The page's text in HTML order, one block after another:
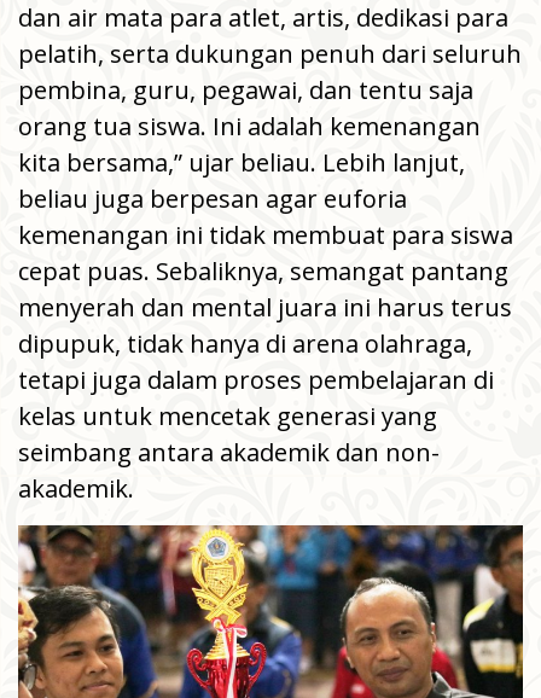
dan air mata para atlet, artis, dedikasi para
pelatih, serta dukungan penuh dari seluruh
pembina, guru, pegawai, dan tentu saja
orang tua siswa. Ini adalah kemenangan
kita bersama,” ujar beliau. Lebih lanjut,
beliau juga berpesan agar euforia
kemenangan ini tidak membuat para siswa
cepat puas. Sebaliknya, semangat pantang
menyerah dan mental juara ini harus terus
dipupuk, tidak hanya di arena olahraga,
tetapi juga dalam proses pembelajaran di
kelas untuk mencetak generasi yang
seimbang antara akademik dan non-
akademik.